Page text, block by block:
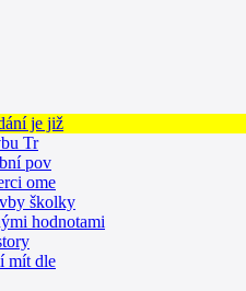
je již
Tr
pov
ome
školky
hodnotami
mít dle